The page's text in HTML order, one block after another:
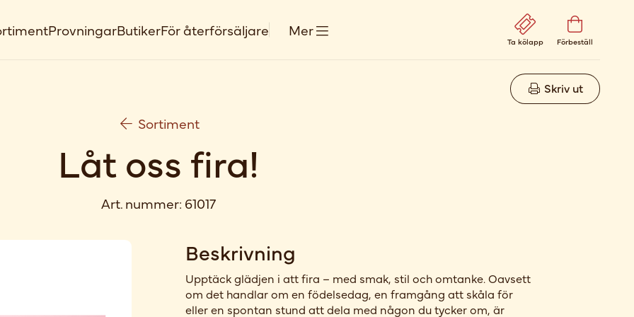
ProvningarButikerFör återförsäljare Mer
Ta kölapp Förbeställ
Skriv ut
Sortiment
Låt oss fira!
Art. nummer: 61017
Beskrivning
Upptäck glädjen i att fira – med smak, stil och omtanke. Oavsett
om det handlar om en födelsedag, en framgång att skåla för
eller en spontan stund att dela med någon du tycker om, är